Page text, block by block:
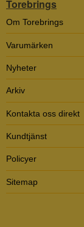
Torebrings
Om Torebrings
Varumärken
Nyheter
Arkiv
Kontakta oss direkt
Kundtjänst
Policyer
Sitemap